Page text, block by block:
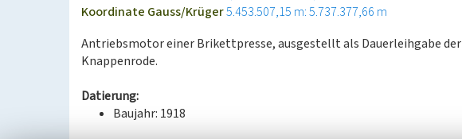
Koordinate Gauss/Krüger5.453.507,15 m: 5.737.377,66 m
Antriebsmotor einer Brikettpresse, ausgestellt als Dauerleihgabe
Knappenrode.
Datierung:
Baujahr: 1918